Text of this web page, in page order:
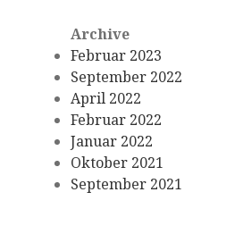
Archive
Februar 2023
September 2022
April 2022
Februar 2022
Januar 2022
Oktober 2021
September 2021